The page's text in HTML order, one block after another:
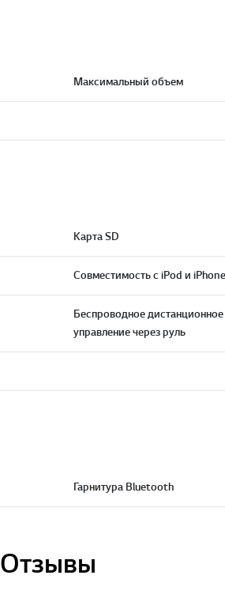
Максимальный объем
Карта SD
Совместимость с iPod и iPhone
Беспроводное дистанционное
управление через руль
Гарнитура Bluetooth
Отзывы